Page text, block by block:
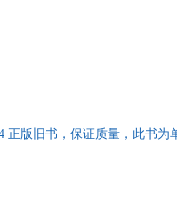
正版旧书，保证质量，此书为